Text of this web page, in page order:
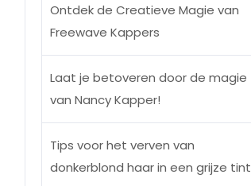
Ontdek de Creatieve Magie van
Freewave Kappers
Laat je betoveren door de magie
van Nancy Kapper!
Tips voor het verven van
donkerblond haar in een grijze tint